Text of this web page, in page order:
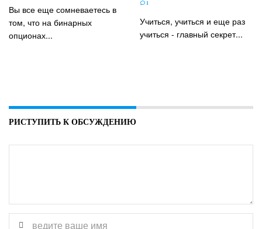
Вы все еще сомневаетесь в
том, что на бинарных
опционах...
1
Учиться, учиться и еще раз
учиться - главный секрет...
РИСТУПИТЬ К ОБСУЖДЕНИЮ